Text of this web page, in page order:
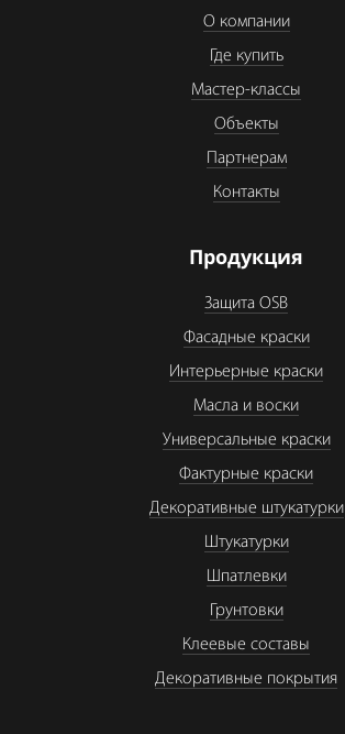
О компании
Где купить
Мастер-классы
Объекты
Партнерам
Контакты
Продукция
Защита OSB
Фасадные краски
Интерьерные краски
Масла и воски
Универсальные краски
Фактурные краски
Декоративные штукатурки
Штукатурки
Шпатлевки
Грунтовки
Клеевые составы
Декоративные покрытия